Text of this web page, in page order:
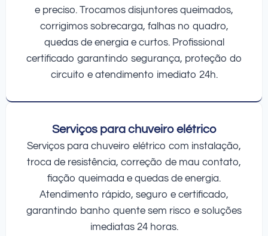
e preciso. Trocamos disjuntores queimados,
corrigimos sobrecarga, falhas no quadro,
quedas de energia e curtos. Profissional
certificado garantindo segurança, proteção do
circuito e atendimento imediato 24h.
Serviços para chuveiro elétrico
Serviços para chuveiro elétrico com instalação,
troca de resistência, correção de mau contato,
fiação queimada e quedas de energia.
Atendimento rápido, seguro e certificado,
garantindo banho quente sem risco e soluções
imediatas 24 horas.